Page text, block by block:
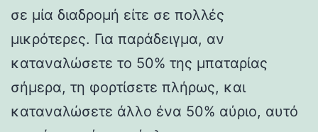
σε μία διαδρομή είτε σε πολλές
μικρότερες. Για παράδειγμα, αν
καταναλώσετε το 50% της μπαταρίας
σήμερα, τη φορτίσετε πλήρως, και
καταναλώσετε άλλο ένα 50% αύριο, αυτό